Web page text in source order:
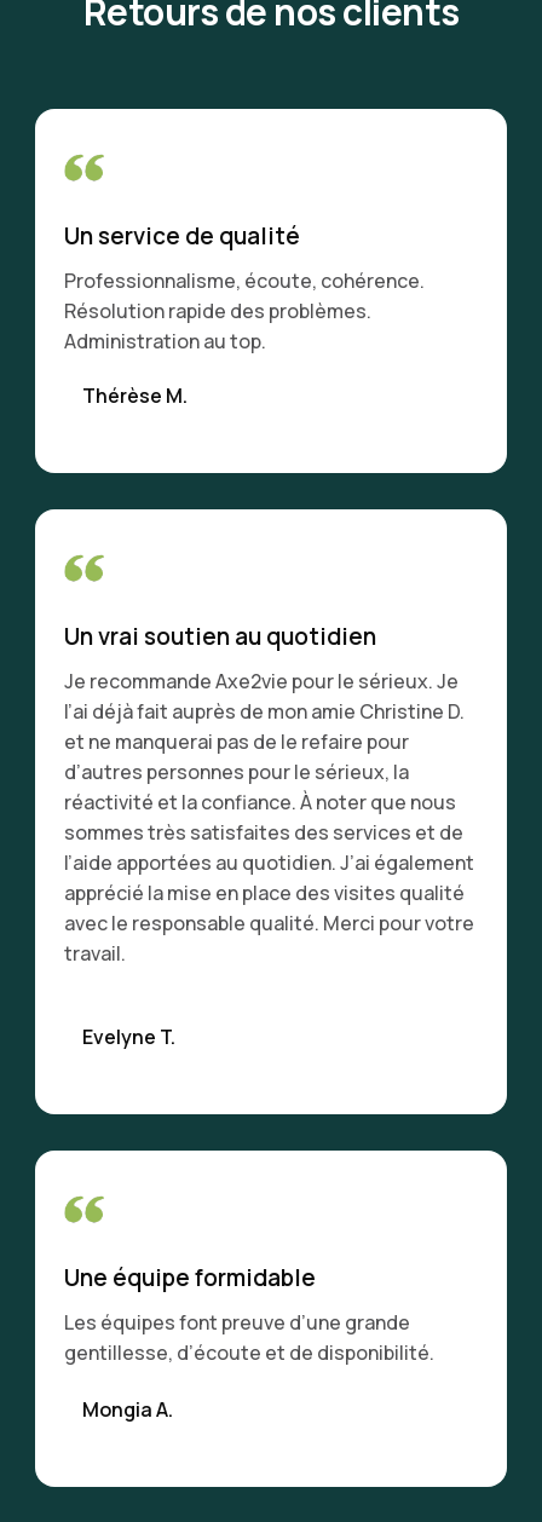
Retours de nos clients
Un service de qualité
Professionnalisme, écoute, cohérence.
Résolution rapide des problèmes.
Administration au top.
Thérèse M.
Un vrai soutien au quotidien
Je recommande Axe2vie pour le sérieux. Je
l’ai déjà fait auprès de mon amie Christine D.
et ne manquerai pas de le refaire pour
d’autres personnes pour le sérieux, la
réactivité et la confiance. À noter que nous
sommes très satisfaites des services et de
l’aide apportées au quotidien. J’ai également
apprécié la mise en place des visites qualité
avec le responsable qualité. Merci pour votre
travail.
Evelyne T.
Une équipe formidable
Les équipes font preuve d’une grande
gentillesse, d’écoute et de disponibilité.
Mongia A.